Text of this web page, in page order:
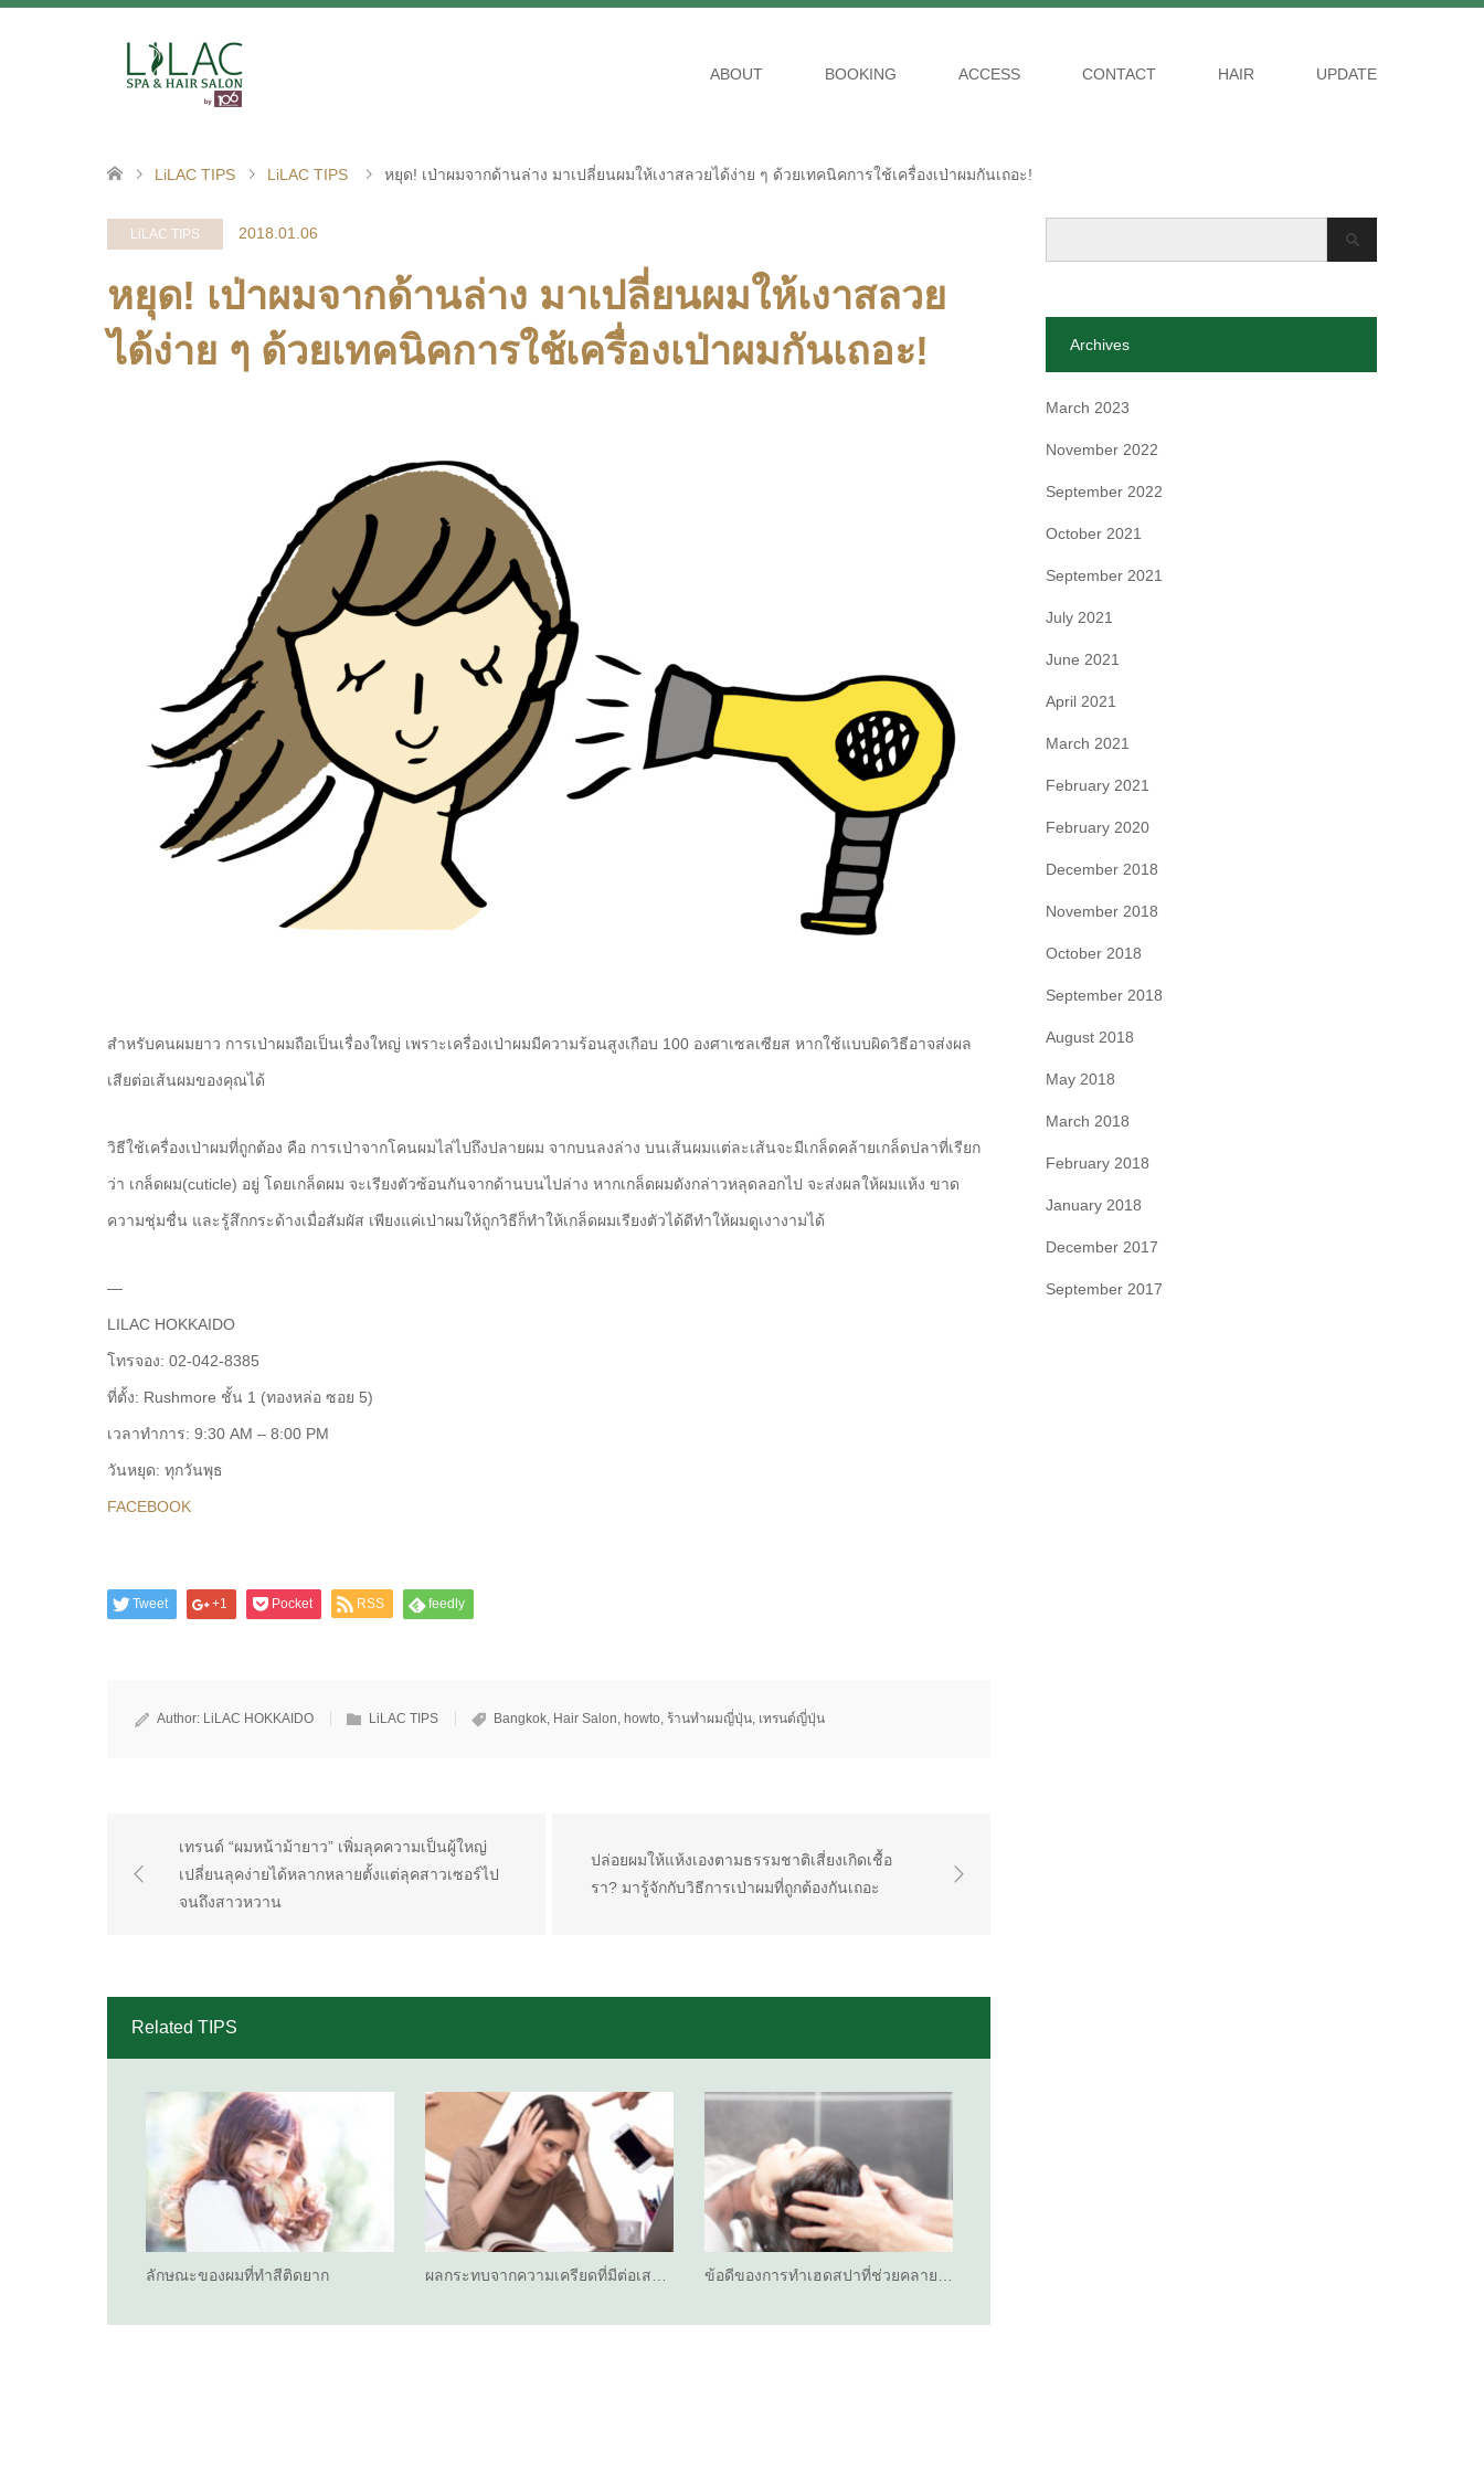
ABOUT BOOKING ACCESS CONTACT HAIR UPDATE
LiLAC TIPS LiLAC TIPS หยุด! เป่าผมจากด้านล่าง มาเปลี่ยนผมให้เงาสลวยได้ง่าย ๆ ด้วยเทคนิคการใช้เครื่องเป่าผมกันเถอะ!
LiLAC TIPS 2018.01.06
หยุด! เป่าผมจากด้านล่าง มาเปลี่ยนผมให้เงาสลวย
ได้ง่าย ๆ ด้วยเทคนิคการใช้เครื่องเป่าผมกันเถอะ!
สำหรับคนผมยาว การเป่าผมถือเป็นเรื่องใหญ่ เพราะเครื่องเป่าผมมีความร้อนสูงเกือบ 100 องศาเซลเซียส หากใช้แบบผิดวิธีอาจส่งผล
เสียต่อเส้นผมของคุณได้
วิธีใช้เครื่องเป่าผมที่ถูกต้อง คือ การเป่าจากโคนผมไล่ไปถึงปลายผม จากบนลงล่าง บนเส้นผมแต่ละเส้นจะมีเกล็ดคล้ายเกล็ดปลาที่เรียก
ว่า เกล็ดผม(cuticle) อยู่ โดยเกล็ดผม จะเรียงตัวซ้อนกันจากด้านบนไปล่าง หากเกล็ดผมดังกล่าวหลุดลอกไป จะส่งผลให้ผมแห้ง ขาด
ความชุ่มชื่น และรู้สึกกระด้างเมื่อสัมผัส เพียงแค่เป่าผมให้ถูกวิธีก็ทำให้เกล็ดผมเรียงตัวได้ดีทำให้ผมดูเงางามได้
—
LILAC HOKKAIDO
โทรจอง: 02-042-8385
ที่ตั้ง: Rushmore ชั้น 1 (ทองหล่อ ซอย 5)
เวลาทำการ: 9:30 AM – 8:00 PM
วันหยุด: ทุกวันพุธ
FACEBOOK
Tweet +1 Pocket RSS feedly
Author: LiLAC HOKKAIDO LiLAC TIPS Bangkok, Hair Salon, howto, ร้านทำผมญี่ปุ่น, เทรนด์ญี่ปุ่น
เทรนด์ “ผมหน้าม้ายาว” เพิ่มลุคความเป็นผู้ใหญ่
เปลี่ยนลุคง่ายได้หลากหลายตั้งแต่ลุคสาวเซอร์ไป
จนถึงสาวหวาน
ปล่อยผมให้แห้งเองตามธรรมชาติเสี่ยงเกิดเชื้อ
รา? มารู้จักกับวิธีการเป่าผมที่ถูกต้องกันเถอะ
Related TIPS
ลักษณะของผมที่ทำสีติดยาก ผลกระทบจากความเครียดที่มีต่อเส… ข้อดีของการทำเฮดสปาที่ช่วยคลาย…
Archives
March 2023
November 2022
September 2022
October 2021
September 2021
July 2021
June 2021
April 2021
March 2021
February 2021
February 2020
December 2018
November 2018
October 2018
September 2018
August 2018
May 2018
March 2018
February 2018
January 2018
December 2017
September 2017